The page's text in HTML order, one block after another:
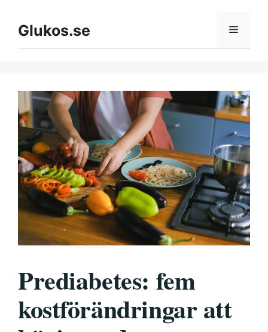
Glukos.se Meny
Prediabetes: fem
kostförändringar att